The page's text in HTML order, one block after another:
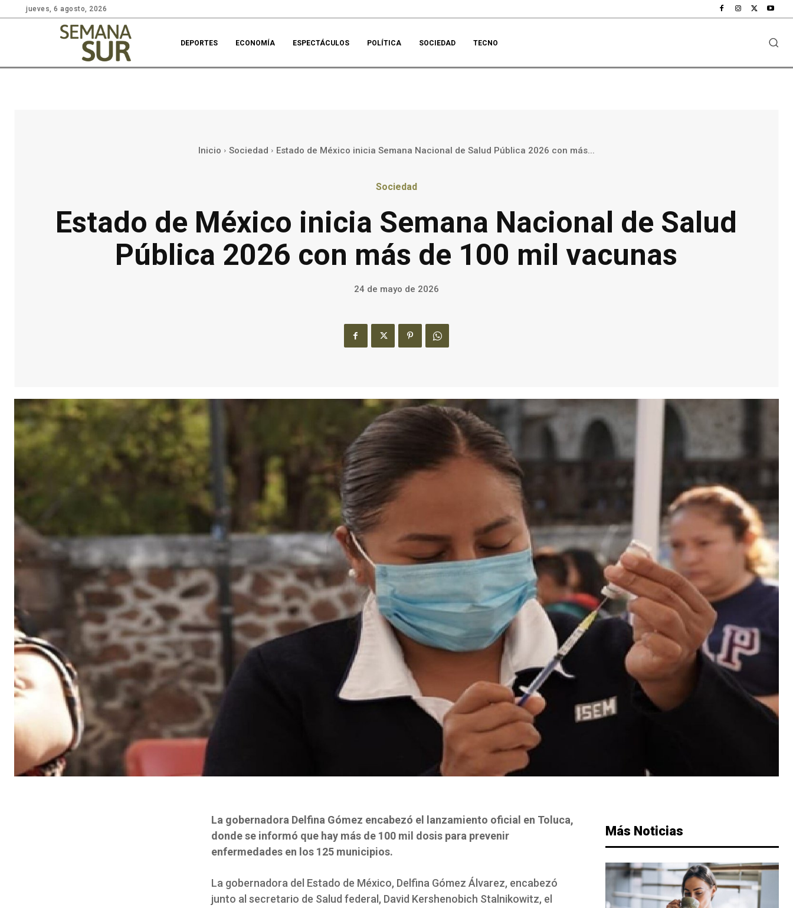
jueves, 6 agosto, 2026
DEPORTES ECONOMÍA ESPECTÁCULOS POLÍTICA SOCIEDAD TECNO
Inicio Sociedad Estado de México inicia Semana Nacional de Salud Pública 2026 con más...
Sociedad
Estado de México inicia Semana Nacional de Salud
Pública 2026 con más de 100 mil vacunas
24 de mayo de 2026
La gobernadora Delfina Gómez encabezó el lanzamiento oficial en Toluca,
donde se informó que hay más de 100 mil dosis para prevenir
enfermedades en los 125 municipios.
La gobernadora del Estado de México, Delfina Gómez Álvarez, encabezó
junto al secretario de Salud federal, David Kershenobich Stalnikowitz, el
Más Noticias